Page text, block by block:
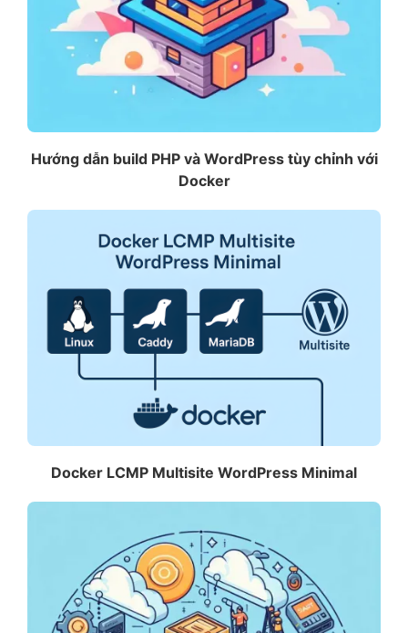
Hướng dẫn build PHP và WordPress tùy chỉnh với
Docker
Docker LCMP Multisite WordPress Minimal